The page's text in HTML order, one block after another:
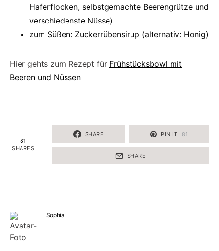
Haferflocken, selbstgemachte Beerengrütze und
verschiedenste Nüsse)
zum Süßen: Zuckerrübensirup (alternativ: Honig)
Hier gehts zum Rezept für Frühstücksbowl mit
Beeren und Nüssen
81
SHARES
SHARE PIN IT 81
SHARE
Sophia